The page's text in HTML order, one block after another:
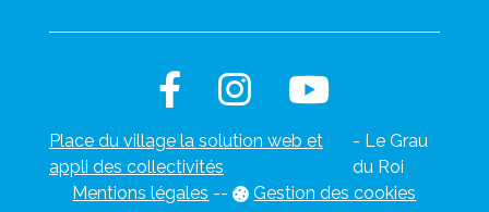
Place du village la solution web et
appli des collectivités
- Le Grau
du Roi
Mentions légales -- Gestion des cookies